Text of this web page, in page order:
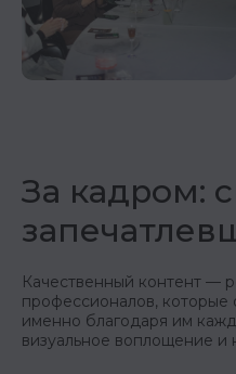
За кадром:
Качественный контент —
профессионалов, которые
именно благодаря им
визуальное воплощение и
ЕСЛИ ВЫ ХОТИТЕ
ОБСУДИТЬ ПОЕЗДКУ
ИЛИ ПРЕДЛОЖИТЬ
СОТРУДНИЧЕСТВО
+7 (926) 254-64-08
КОНТАКТЫ